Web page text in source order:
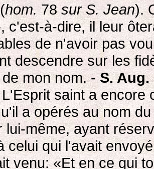
hom.78sur S. Jean).
c'est-à-dire, il leur
de n'avoir pas
descendre sur les
mon nom. -S. Aug.
saint a encore
a opérés au nom
lui-même, ayant
celui qui l'avait
venu: «Et en ce qui